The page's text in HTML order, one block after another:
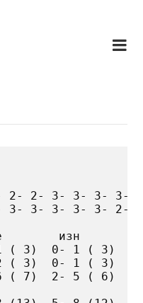
2- 2- 3- 3- 3- 3-
3- 3- 3- 3- 3- 2-
изн
( 3)  0- 1 ( 3)
( 3)  0- 1 ( 3)
( 7)  2- 5 ( 6)